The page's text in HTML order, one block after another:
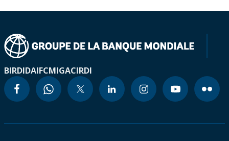
BIRDIDAIFCMIGACIRDI